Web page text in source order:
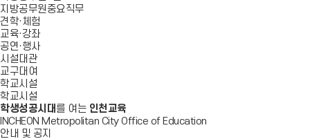
지방공무원중요직무
견학·체험
교육·강좌
공연·행사
시설대관
교구대여
학교시설
학교시설
학생성공시대 를 여는 인천교육
INCHEON Metropolitan City Office of Education
안내 및 공지